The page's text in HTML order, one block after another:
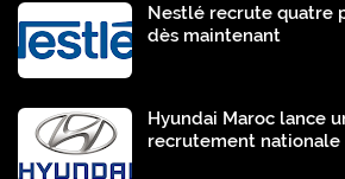
Nestlé recrute quatre
dès maintenant
Hyundai Maroc lance
recrutement nationale